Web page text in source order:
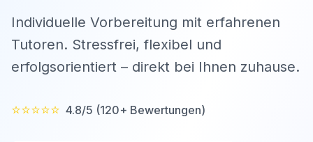
Individuelle Vorbereitung mit erfahrenen
Tutoren. Stressfrei, flexibel und
erfolgsorientiert – direkt bei Ihnen zuhause.
⭐⭐⭐⭐⭐ 4.8/5 (120+ Bewertungen)